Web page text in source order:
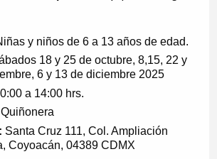
y niños de 6 a 13 años de edad.
18 y 25 de octubre, 8,15, 22 y
6 y 13 de diciembre 2025
a 14:00 hrs.
Quiñonera
Santa Cruz 111, Col. Ampliación
Coyoacán, 04389 CDMX